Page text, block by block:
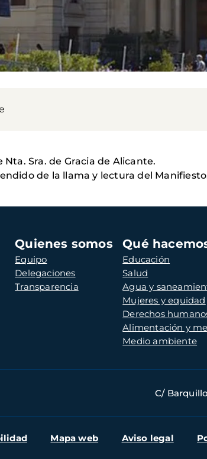
Sra. de Gracia de Alicante.
de la llama y lectura del
Quienes somos
Equipo
Delegaciones
Transparencia
Qué
Educación
Salud
Agua y
Mujeres y equidad
Derechos
Alimentación y
Medio ambiente
C/
Mapa web Aviso legal